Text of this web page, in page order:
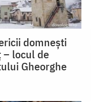
domnești
– locul de
Gheorghe